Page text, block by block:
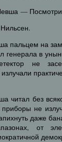
—
пальцем на
в
не
читал без
не
даже
от